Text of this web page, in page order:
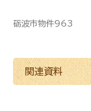
砺波市物件963
関連資料